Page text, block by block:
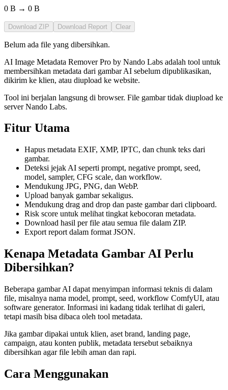
0 B → 0 B
Download ZIP Download Report Clear
Belum ada file yang dibersihkan.
AI Image Metadata Remover Pro by Nando Labs adalah tool untuk
membersihkan metadata dari gambar AI sebelum dipublikasikan,
dikirim ke klien, atau diupload ke website.
Tool ini berjalan langsung di browser. File gambar tidak diupload ke
server Nando Labs.
Fitur Utama
Hapus metadata EXIF, XMP, IPTC, dan chunk teks dari
gambar.
Deteksi jejak AI seperti prompt, negative prompt, seed,
model, sampler, CFG scale, dan workflow.
Mendukung JPG, PNG, dan WebP.
Upload banyak gambar sekaligus.
Mendukung drag and drop dan paste gambar dari clipboard.
Risk score untuk melihat tingkat kebocoran metadata.
Download hasil per file atau semua file dalam ZIP.
Export report dalam format JSON.
Kenapa Metadata Gambar AI Perlu
Dibersihkan?
Beberapa gambar AI dapat menyimpan informasi teknis di dalam
file, misalnya nama model, prompt, seed, workflow ComfyUI, atau
software generator. Informasi ini kadang tidak terlihat di galeri,
tetapi masih bisa dibaca oleh tool metadata.
Jika gambar dipakai untuk klien, aset brand, landing page,
campaign, atau konten publik, metadata tersebut sebaiknya
dibersihkan agar file lebih aman dan rapi.
Cara Menggunakan